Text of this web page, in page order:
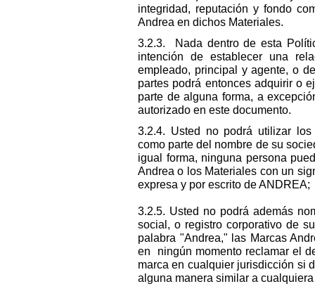
integridad, reputación y fondo
Andrea en dichos Materiales.
3.2.3. Nada dentro de esta
intención de establecer una
empleado, principal y agente, o
partes podrá entonces adquirir o
parte de alguna forma, a
autorizado en este documento.
3.2.4. Usted no podrá utilizar
como parte del nombre de su
igual forma, ninguna persona
Andrea o los Materiales con un
expresa y por escrito de ANDREA;
3.2.5. Usted no podrá además
social, o registro corporativo de
palabra "Andrea," las Marcas
en ningún momento reclamar el
marca en cualquier jurisdicción si
alguna manera similar a